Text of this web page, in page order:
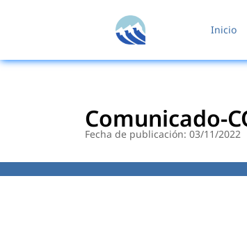
Inicio
Comunicado-
Fecha de publicación: 03/11/2022